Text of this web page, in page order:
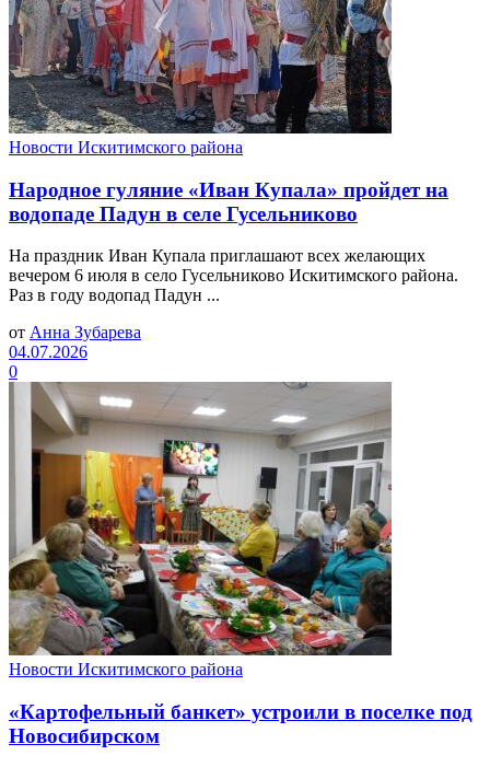
Новости Искитимского района
Народное гуляние «Иван Купала» пройдет на
водопаде Падун в селе Гусельниково
На праздник Иван Купала приглашают всех желающих
вечером 6 июля в село Гусельниково Искитимского района.
Раз в году водопад Падун ...
от Анна Зубарева
04.07.2026
0
Новости Искитимского района
«Картофельный банкет» устроили в поселке под
Новосибирском